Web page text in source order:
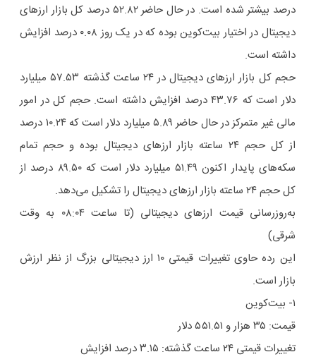
درصد بیشتر شده است. در حال حاضر ۵۲.۸۲ درصد کل بازار ارزهای
دیجیتال در اختیار بیت‌کوین بوده که در یک روز ۰.۰۸ درصد افزایش
داشته است.
حجم کل بازار ارزهای دیجیتال در ۲۴ ساعت گذشته ۵۷.۵۳ میلیارد
دلار است که ۴۳.۷۶ درصد افزایش داشته است. حجم کل در امور
مالی غیر متمرکز در حال حاضر ۵.۸۹ میلیارد دلار است که ۱۰.۲۴ درصد
از کل حجم ۲۴ ساعته بازار ارزهای دیجیتال بوده و حجم تمام
سکه‌های پایدار اکنون ۵۱.۴۹ میلیارد دلار است که ۸۹.۵۰ درصد از
کل حجم ۲۴ ساعته بازار ارزهای دیجیتال را تشکیل می‌دهد.
به‌روزرسانی قیمت ارزهای دیجیتالی (تا ساعت ۰۸:۰۴ به وقت
شرقی)
این رده حاوی تغییرات قیمتی ۱۰ ارز دیجیتالی بزرگ از نظر ارزش
بازار است.
۱- بیت‌کوین
قیمت: ۳۵ هزار و ۵۵۱.۵۱ دلار
تغییرات قیمتی ۲۴ ساعت گذشته: ۳.۱۵ درصد افزایش